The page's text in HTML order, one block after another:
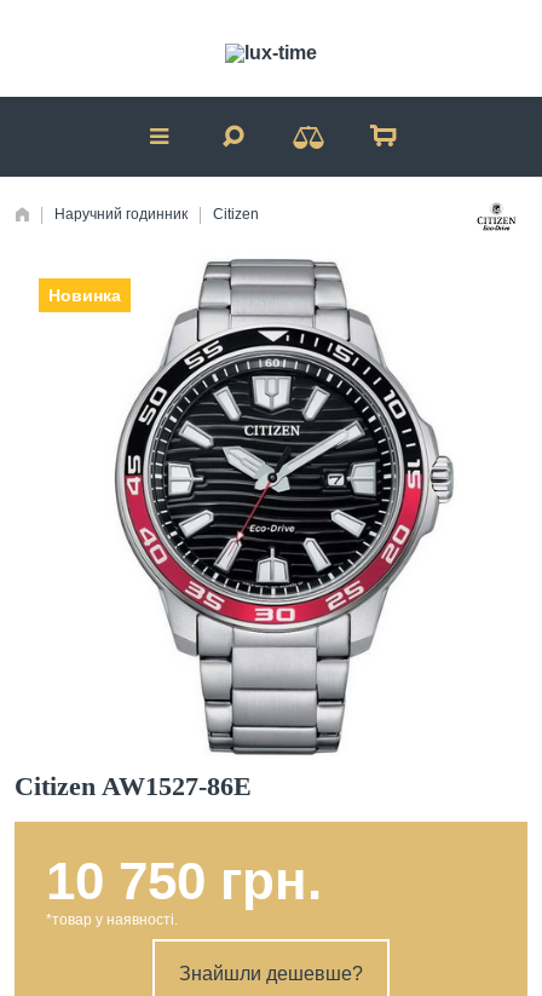
Наручний годинник Citizen
Новинка
Citizen AW1527-86E
10 750 грн.
*товар у наявності.
Знайшли дешевше?